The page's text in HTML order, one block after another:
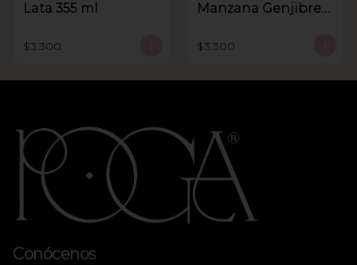
Lata 355 ml
$3.300
Manzana Genjibre
$3.300
Conócenos